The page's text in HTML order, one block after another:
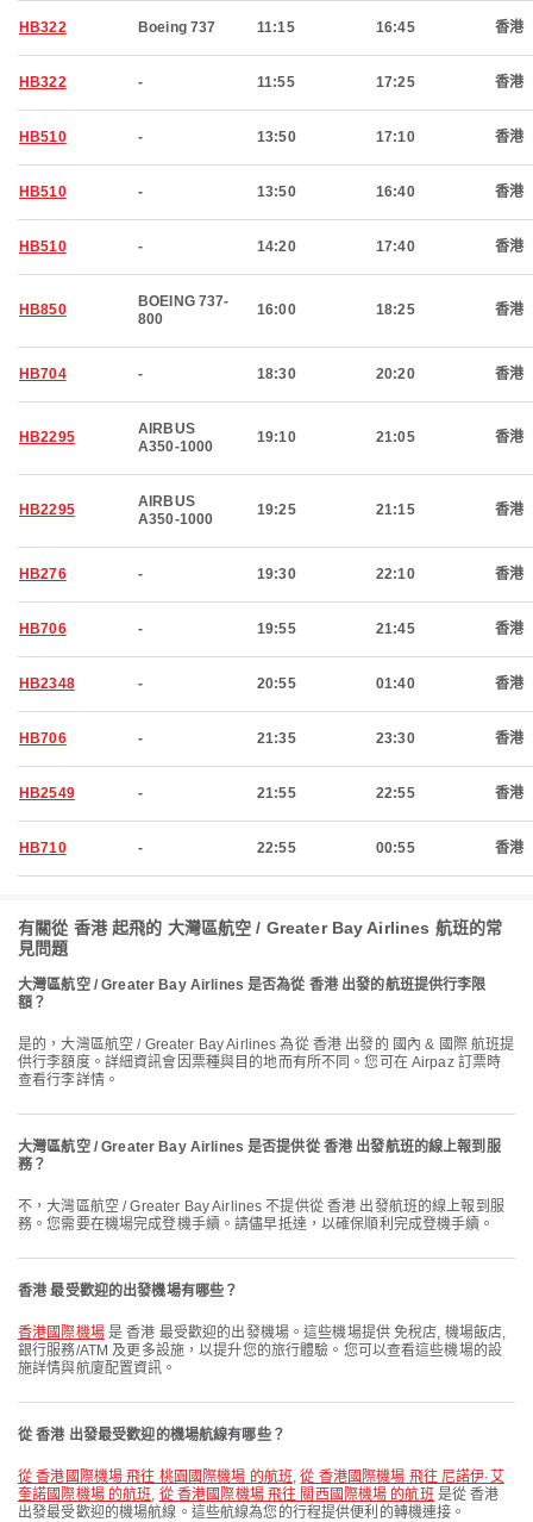
HB322 Boeing 737 11:15 16:45 香港
HB322 - 11:55 17:25 香港
HB510 - 13:50 17:10 香港
HB510 - 13:50 16:40 香港
HB510 - 14:20 17:40 香港
HB850
BOEING 737-
800
16:00 18:25 香港
HB704 - 18:30 20:20 香港
HB2295
AIRBUS
A350-1000
19:10 21:05 香港
HB2295
AIRBUS
A350-1000
19:25 21:15 香港
HB276 - 19:30 22:10 香港
HB706 - 19:55 21:45 香港
HB2348 - 20:55 01:40 香港
HB706 - 21:35 23:30 香港
HB2549 - 21:55 22:55 香港
HB710 - 22:55 00:55 香港
有關從 香港 起飛的 大灣區航空 / Greater Bay Airlines 航班的常
見問題
大灣區航空 / Greater Bay Airlines 是否為從 香港 出發的航班提供行李限
額？
是的，大灣區航空 / Greater Bay Airlines 為從 香港 出發的 國內 & 國際 航班提
供行李額度。詳細資訊會因票種與目的地而有所不同。您可在 Airpaz 訂票時
查看行李詳情。
大灣區航空 / Greater Bay Airlines 是否提供從 香港 出發航班的線上報到服
務？
不，大灣區航空 / Greater Bay Airlines 不提供從 香港 出發航班的線上報到服
務。您需要在機場完成登機手續。請儘早抵達，以確保順利完成登機手續。
香港 最受歡迎的出發機場有哪些？
香港國際機場是 香港 最受歡迎的出發機場。這些機場提供 免稅店, 機場飯店,
銀行服務/ATM 及更多設施，以提升您的旅行體驗。您可以查看這些機場的設
施詳情與航廈配置資訊。
從 香港 出發最受歡迎的機場航線有哪些？
從 香港國際機場 飛往 桃園國際機場 的航班,從 香港國際機場 飛往 尼諾伊·艾
奎諾國際機場 的航班, 從 香港國際機場 飛往 關西國際機場 的航班 是從 香港
出發最受歡迎的機場航線。這些航線為您的行程提供便利的轉機連接。